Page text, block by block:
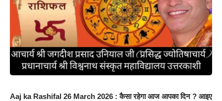
Aaj ka Rashifal 26 March 2026 : कैसा रहेगा आज आपका दिन ? आइए